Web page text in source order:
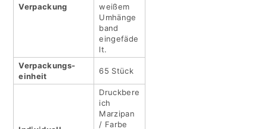
Verpackung
weißem
Umhänge
band
eingefäde
lt.
Verpackungs­
einheit
65 Stück
Druckbere
ich
Marzipan
/ Farbe